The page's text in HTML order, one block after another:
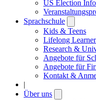
US Election Info
Sprachschule
submenu
Kids & Teens
Lifelong
Research &
Angebote für
Angebote für
Kontakt &
|
Über uns